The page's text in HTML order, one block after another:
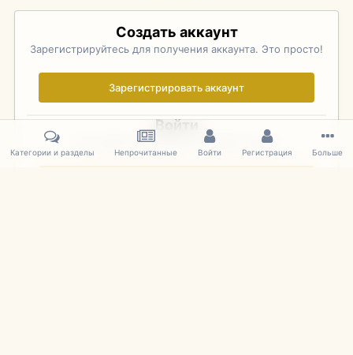
Создать аккаунт
Зарегистрируйтесь для получения аккаунта. Это просто!
Зарегистрировать аккаунт
Войти
Уже зарегистрированы? Войдите здесь.
Категории и разделы Непрочитанные Войти Регистрация Больше